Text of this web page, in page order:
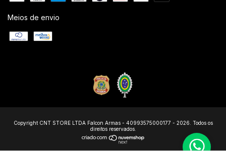
Meios de envio
Copyright CNT STORE LTDA Falcon Armas - 40993575000177 - 2026. Todos os
direitos reservados.